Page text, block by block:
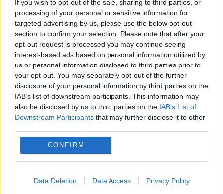
If you wish to opt-out of the sale, sharing to third parties, or
processing of your personal or sensitive information for
targeted advertising by us, please use the below opt-out
section to confirm your selection. Please note that after your
opt-out request is processed you may continue seeing
interest-based ads based on personal information utilized by
us or personal information disclosed to third parties prior to
your opt-out. You may separately opt-out of the further
disclosure of your personal information by third parties on the
IAB’s list of downstream participants. This information may
also be disclosed by us to third parties on the IAB’s List of
Downstream Participants that may further disclose it to other
CONFIRM
Data Deletion Data Access Privacy Policy